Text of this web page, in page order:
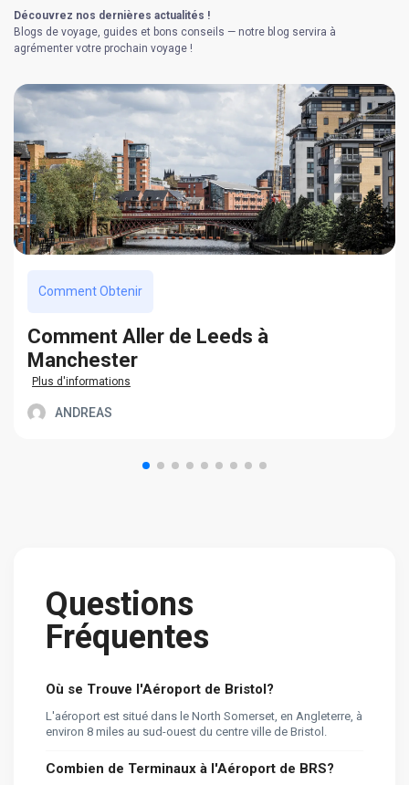
Découvrez nos dernières actualités !
Blogs de voyage, guides et bons conseils — notre blog servira à
agrémenter votre prochain voyage !
Comment Obtenir
Сomment Aller de Leeds à
Manchester
Plus d'informations
ANDREAS
Questions
Fréquentes
Où se Trouve l'Aéroport de Bristol?
L'aéroport est situé dans le North Somerset, en Angleterre, à
environ 8 miles au sud-ouest du centre ville de Bristol.
Combien de Terminaux à l'Aéroport de BRS?